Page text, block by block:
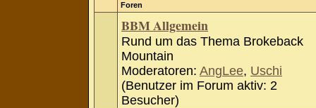
Foren
BBM Allgemein
Rund um das Thema Brokeback
Mountain
Moderatoren: AngLee, Uschi
(Benutzer im Forum aktiv: 2
Besucher)